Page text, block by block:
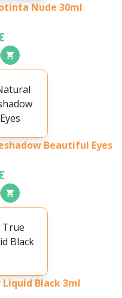
Nude 30ml
Beautiful Eyes
Liquid Black 3ml